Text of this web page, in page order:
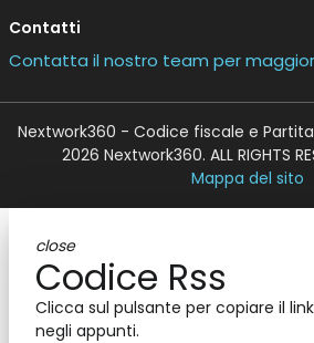
Contatti
Contatta il nostro team per
Nextwork360 - Codice fiscale e
2026 Nextwork360. ALL RIGHTS
Mappa del sito
close
Codice Rss
Clicca sul pulsante per copiare il link
negli appunti.